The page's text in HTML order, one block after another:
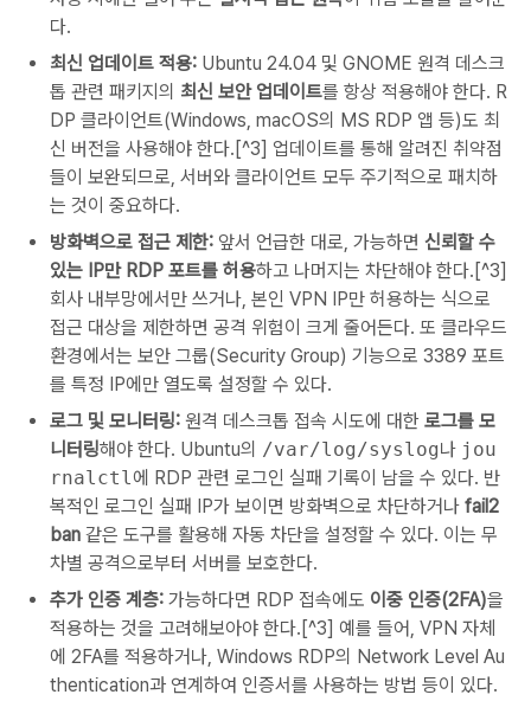
다.
최신 업데이트 적용: Ubuntu 24.04 및 GNOME 원격 데스크
톱 관련 패키지의 최신 보안 업데이트를 항상 적용해야 한다. R
DP 클라이언트(Windows, macOS의 MS RDP 앱 등)도 최
신 버전을 사용해야 한다.[^3] 업데이트를 통해 알려진 취약점
들이 보완되므로, 서버와 클라이언트 모두 주기적으로 패치하
는 것이 중요하다.
방화벽으로 접근 제한: 앞서 언급한 대로, 가능하면 신뢰할 수
있는 IP만 RDP 포트를 허용하고 나머지는 차단해야 한다.[^3]
회사 내부망에서만 쓰거나, 본인 VPN IP만 허용하는 식으로
접근 대상을 제한하면 공격 위험이 크게 줄어든다. 또 클라우드
환경에서는 보안 그룹(Security Group) 기능으로 3389 포트
를 특정 IP에만 열도록 설정할 수 있다.
로그 및 모니터링: 원격 데스크톱 접속 시도에 대한 로그를 모
니터링해야 한다. Ubuntu의 /var/log/syslog나 jou
rnalctl에 RDP 관련 로그인 실패 기록이 남을 수 있다. 반
복적인 로그인 실패 IP가 보이면 방화벽으로 차단하거나 fail2
ban 같은 도구를 활용해 자동 차단을 설정할 수 있다. 이는 무
차별 공격으로부터 서버를 보호한다.
추가 인증 계층: 가능하다면 RDP 접속에도 이중 인증(2FA)을
적용하는 것을 고려해보아야 한다.[^3] 예를 들어, VPN 자체
에 2FA를 적용하거나, Windows RDP의 Network Level Au
thentication과 연계하여 인증서를 사용하는 방법 등이 있다.